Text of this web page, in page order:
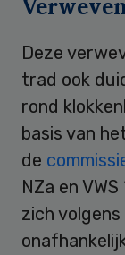
Deze
trad ook
rond
basis van
de
NZa en
zich